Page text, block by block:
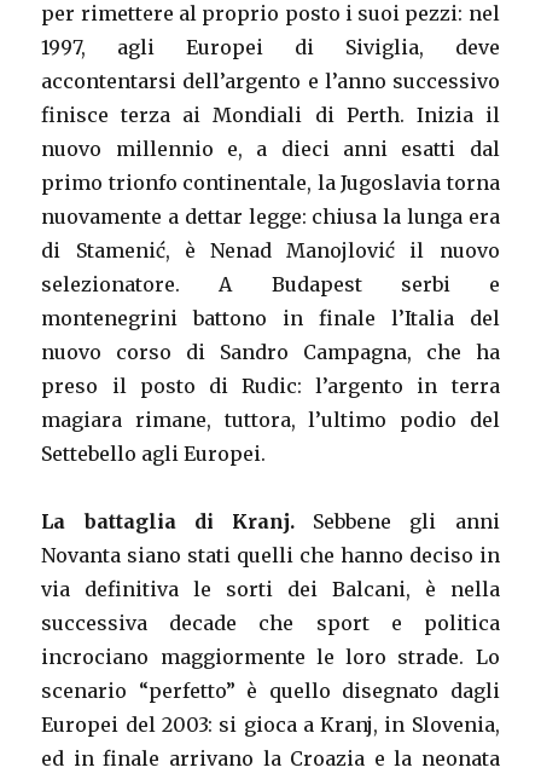
per rimettere al proprio posto i suoi pezzi: nel
1997, agli Europei di Siviglia, deve
accontentarsi dell’argento e l’anno successivo
finisce terza ai Mondiali di Perth. Inizia il
nuovo millennio e, a dieci anni esatti dal
primo trionfo continentale, la Jugoslavia torna
nuovamente a dettar legge: chiusa la lunga era
di Stamenić, è Nenad Manojlović il nuovo
selezionatore. A Budapest serbi e
montenegrini battono in finale l’Italia del
nuovo corso di Sandro Campagna, che ha
preso il posto di Rudic: l’argento in terra
magiara rimane, tuttora, l’ultimo podio del
Settebello agli Europei.
La battaglia di Kranj. Sebbene gli anni
Novanta siano stati quelli che hanno deciso in
via definitiva le sorti dei Balcani, è nella
successiva decade che sport e politica
incrociano maggiormente le loro strade. Lo
scenario “perfetto” è quello disegnato dagli
Europei del 2003: si gioca a Kranj, in Slovenia,
ed in finale arrivano la Croazia e la neonata